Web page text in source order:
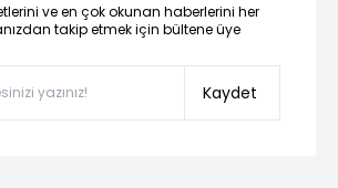
ve en çok okunan haberlerini her
takip etmek için bültene üye
Kaydet